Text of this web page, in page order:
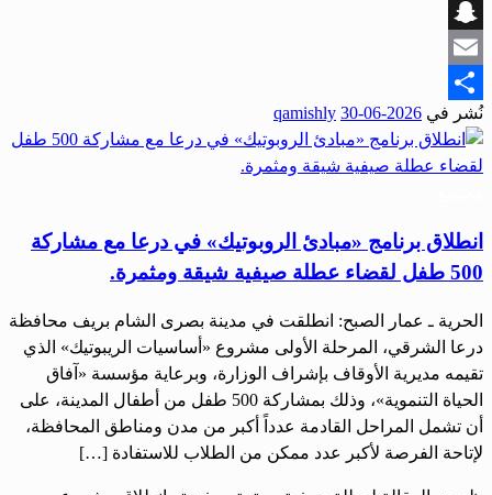
Viber
Snapchat
Email
Share
نُشر في 2026-06-30
qamishly
انطلاق برنامج «مبادئ الروبوتيك» في درعا مع مشاركة
500 طفل لقضاء عطلة صيفية شيقة ومثمرة.
الحرية ـ عمار الصبح: انطلقت في مدينة بصرى الشام بريف محافظة
درعا الشرقي، المرحلة الأولى مشروع «أساسيات الريبوتيك» الذي
تقيمه مديرية الأوقاف بإشراف الوزارة، وبرعاية مؤسسة «آفاق
الحياة التنموية»، وذلك بمشاركة 500 طفل من أطفال المدينة، على
أن تشمل المراحل القادمة عدداً أكبر من مدن ومناطق المحافظة،
لإتاحة الفرصة لأكبر عدد ممكن من الطلاب للاستفادة […]